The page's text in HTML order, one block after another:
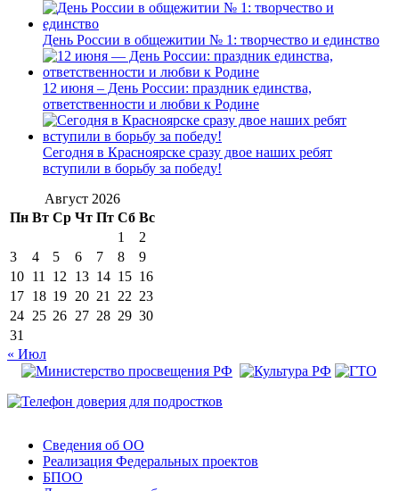
День России в общежитии № 1: творчество и единство
12 июня – День России: праздник единства,
ответственности и любви к Родине
Сегодня в Красноярске сразу двое наших ребят
вступили в борьбу за победу!
Август 2026
Пн Вт Ср Чт Пт Сб Вс
1
2
3
4 5 6 7 8
9
10 11 12 13 14 15 16
17 18 19 20 21 22 23
24 25 26 27 28 29 30
31
« Июл
Сведения об ОО
Реализация Федеральных проектов
БПОО